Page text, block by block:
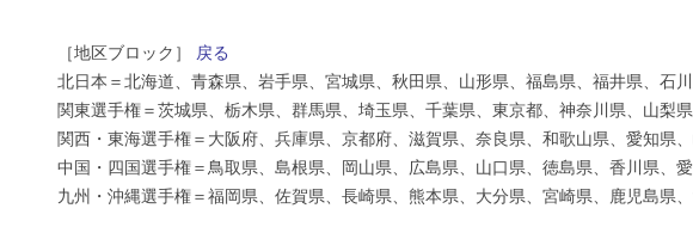
［地区ブロック］
戻る
北日本＝北海道、青森県、岩手県、宮城県、秋田県、山形県、福島県、福井県、石
関東選手権＝茨城県、栃木県、群馬県、埼玉県、千葉県、東京都、神奈川県、山梨
関西・東海選手権＝大阪府、兵庫県、京都府、滋賀県、奈良県、和歌山県、愛知県
中国・四国選手権＝鳥取県、島根県、岡山県、広島県、山口県、徳島県、香川県、
九州・沖縄選手権＝福岡県、佐賀県、長崎県、熊本県、大分県、宮崎県、鹿児島県